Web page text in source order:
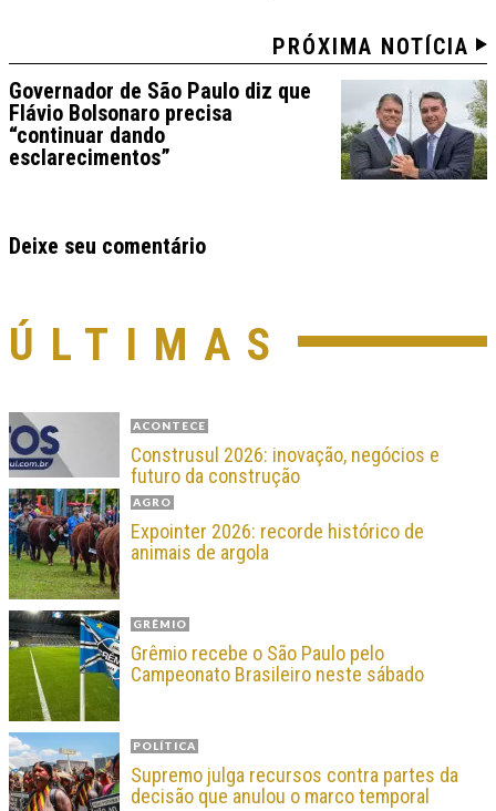
PRÓXIMA NOTÍCIA
Governador de São Paulo diz que
Flávio Bolsonaro precisa
“continuar dando
esclarecimentos”
Deixe seu comentário
ÚLTIMAS
ACONTECE
Construsul 2026: inovação, negócios e
futuro da construção
AGRO
Expointer 2026: recorde histórico de
animais de argola
GRÊMIO
Grêmio recebe o São Paulo pelo
Campeonato Brasileiro neste sábado
POLÍTICA
Supremo julga recursos contra partes da
decisão que anulou o marco temporal